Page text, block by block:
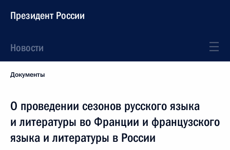
Президент России
Новости
Документы
О проведении сезонов русского языка
и литературы во Франции и французского
языка и литературы в России